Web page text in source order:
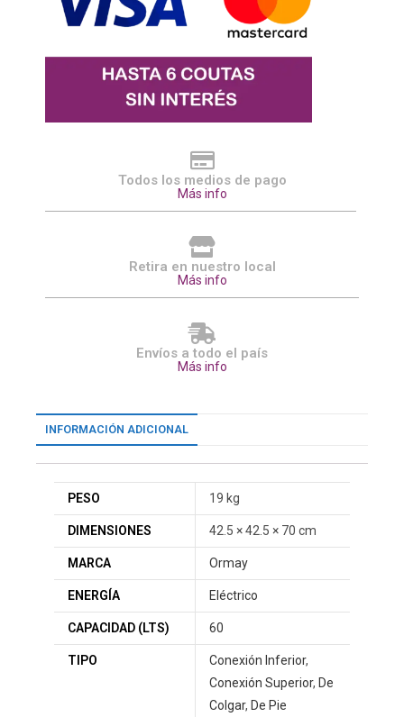
Todos los medios de pago
Más info
Retira en nuestro local
Más info
Envíos a todo el país
Más info
INFORMACIÓN ADICIONAL
PESO 19 kg
DIMENSIONES 42.5 × 42.5 × 70 cm
MARCA Ormay
ENERGÍA Eléctrico
CAPACIDAD (LTS) 60
TIPO Conexión Inferior,
Conexión Superior, De
Colgar, De Pie